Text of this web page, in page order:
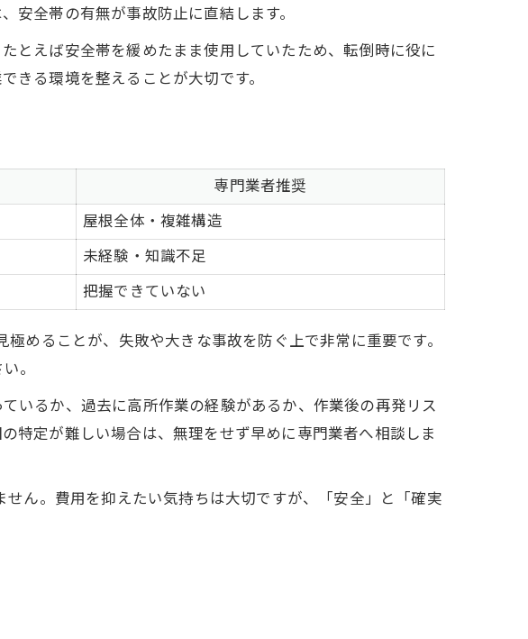
全帯の有無が事故防止に直結します。
とえば安全帯を緩めたまま使用していたため、転倒時に役に
きる環境を整えることが大切です。
専門業者推奨
屋根全体・複雑構造
未経験・知識不足
把握できていない
めることが、失敗や大きな事故を防ぐ上で非常に重要です。
。
いるか、過去に高所作業の経験があるか、作業後の再発リス
特定が難しい場合は、無理をせず早めに専門業者へ相談しま
ん。費用を抑えたい気持ちは大切ですが、「安全」と「確実